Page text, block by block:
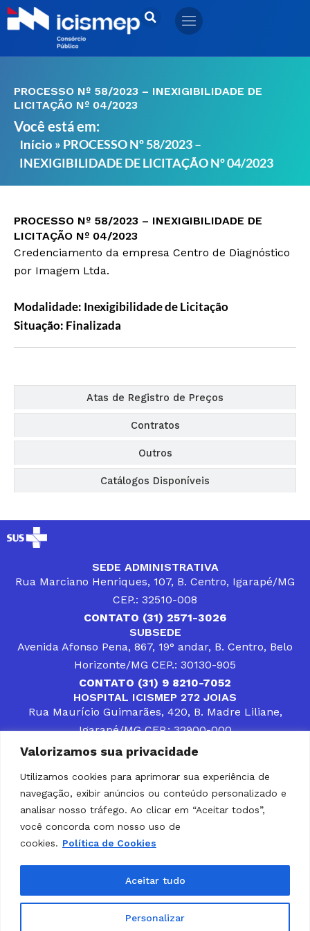
Valorizamos sua privacidade
Utilizamos cookies para aprimorar sua experiência de
navegação, exibir anúncios ou conteúdo personalizado e
analisar nosso tráfego. Ao clicar em “Aceitar todos”,
você concorda com nosso uso de
cookies. Política de Cookies
Personalizar
Aceitar tudo
Ir
para
PROCESSO Nº 58/2023 – INEXIGIBILIDADE DE
LICITAÇÃO Nº 04/2023
Você está em:
Início » PROCESSO Nº 58/2023 –
INEXIGIBILIDADE DE LICITAÇÃO Nº 04/2023
PROCESSO Nº 58/2023 – INEXIGIBILIDADE DE
LICITAÇÃO Nº 04/2023
Credenciamento da empresa Centro de Diagnóstico
por Imagem Ltda.
Modalidade: Inexigibilidade de Licitação
Situação: Finalizada
Atas de Registro de Preços
Contratos
Outros
Catálogos Disponíveis
SEDE ADMINISTRATIVA
Rua Marciano Henriques, 107, B. Centro, Igarapé/MG
CEP.: 32510-008
CONTATO (31) 2571-3026
SUBSEDE
Avenida Afonso Pena, 867, 19° andar, B. Centro, Belo
Horizonte/MG CEP.: 30130-905
CONTATO (31) 9 8210-7052
HOSPITAL ICISMEP 272 JOIAS
Rua Maurício Guimarães, 420, B. Madre Liliane,
Igarapé/MG CEP.: 32900-000
CONTATOS (31) 3512-4400 ou (31) 9 8309-8660
DESENVOLVER SOLUÇÕES, AÇÕES E SERVIÇOS
PÚBLICOS QUE COMPLEMENTEM A ASSISTÊNCIA À
POPULAÇÃO DA REGIÃO EM QUE ATUA, SENDO
PARCEIRO DOS MUNICÍPIOS CONSORCIADOS NA
SOLUÇÃO DE DIFICULDADES ENFRENTADAS POR
GESTORES MUNICIPAIS, É O COMPROMISSO DO
ICISMEP.
Home Institucional Municípios
Portal da Integridade
LGPD